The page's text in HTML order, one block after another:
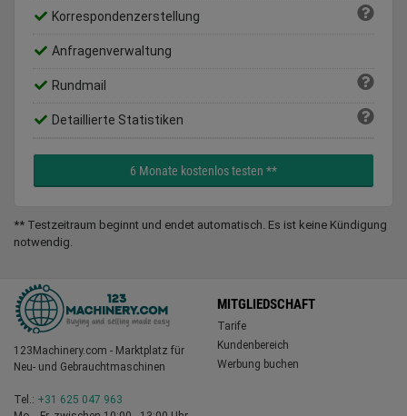
Korrespondenzerstellung
Anfragenverwaltung
Rundmail
Detaillierte Statistiken
6 Monate kostenlos testen **
** Testzeitraum beginnt und endet automatisch. Es ist keine Kündigung
notwendig.
123Machinery.com - Marktplatz für
Neu- und Gebrauchtmaschinen
Tel.: +31 625 047 963
MITGLIEDSCHAFT
Tarife
Kundenbereich
Werbung buchen